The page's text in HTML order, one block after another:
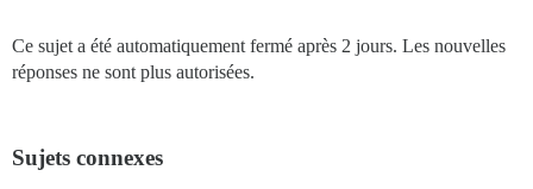
Ce sujet a été automatiquement fermé après 2 jours. Les nouvelles
réponses ne sont plus autorisées.
Sujets connexes